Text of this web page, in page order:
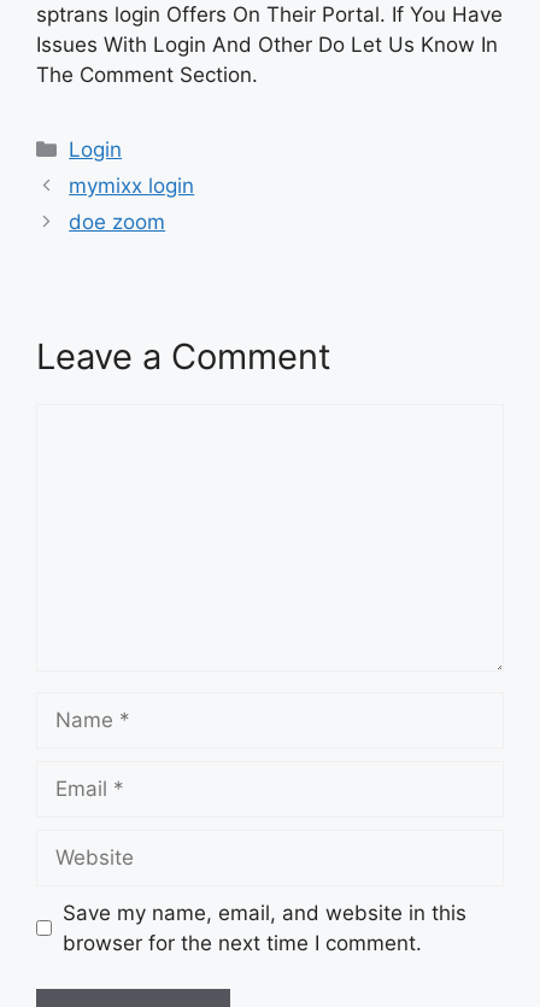
sptrans login Offers On Their Portal. If You Have
Issues With Login And Other Do Let Us Know In
The Comment Section.
Categories
Login
mymixx login
doe zoom
Leave a Comment
Save my name, email, and website in this
browser for the next time I comment.